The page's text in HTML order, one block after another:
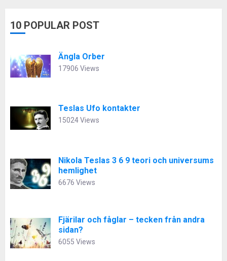
10 POPULAR POST
Ängla Orber
17906 Views
Teslas Ufo kontakter
15024 Views
Nikola Teslas 3 6 9 teori och universums
hemlighet
6676 Views
Fjärilar och fåglar – tecken från andra
sidan?
6055 Views